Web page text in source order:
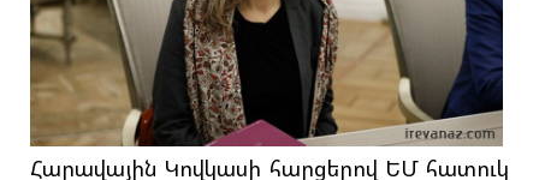
Հարավային Կովկասի հարցերով ԵՄ հատուկ